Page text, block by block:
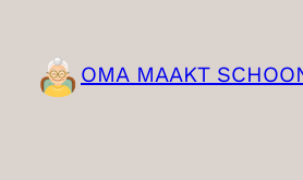
inhoud
OMA MAAKT